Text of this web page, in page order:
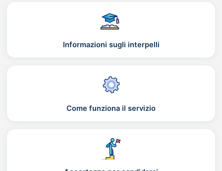
Informazioni sugli interpelli
Come funziona il servizio